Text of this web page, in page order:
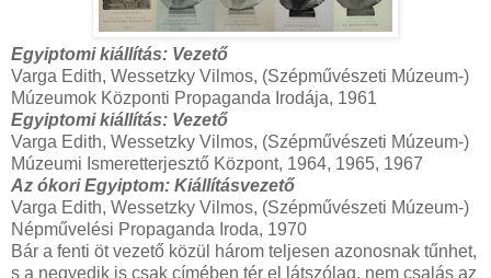
Egyiptomi kiállítás: Vezető
Varga Edith, Wessetzky Vilmos, (Szépművészeti Múzeum-)
Múzeumok Központi Propaganda Irodája, 1961
Egyiptomi kiállítás: Vezető
Varga Edith, Wessetzky Vilmos, (Szépművészeti Múzeum-)
Múzeumi Ismeretterjesztő Központ, 1964, 1965, 1967
Az ókori Egyiptom: Kiállításvezető
Varga Edith, Wessetzky Vilmos, (Szépművészeti Múzeum-)
Népművelési Propaganda Iroda, 1970
Bár a fenti öt vezető közül három teljesen azonosnak tűnhet,
s a negyedik is csak címében tér el látszólag, nem csalás az